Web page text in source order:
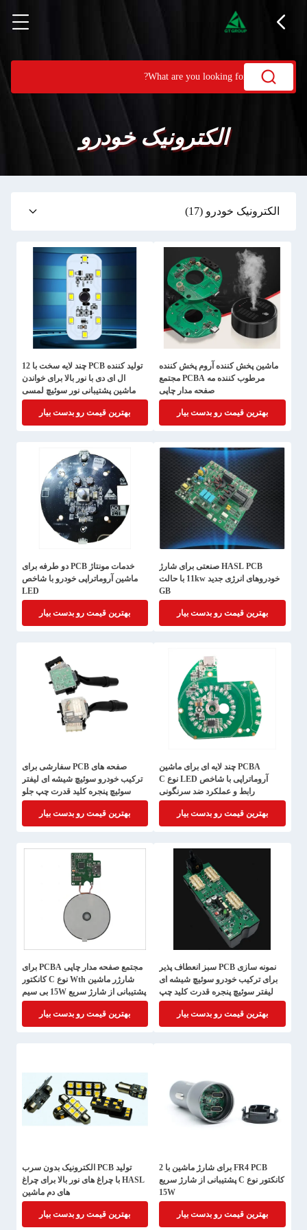
الکترونیک خودرو
الکترونیک خودرو (17)
ماشین پخش کننده آروم پخش کننده
مرطوب کننده مه PCBA مجتمع
صفحه مدار چاپی
بهترین قیمت رو بدست بیار
تولید کننده PCB چند لایه سخت با 12
ال ای دی با نور بالا برای خواندن
ماشین پشتیبانی نور سوئیچ لمسی
بهترین قیمت رو بدست بیار
HASL PCB صنعتی برای شارژ
خودروهای انرژی جدید 11kw با حالت
GB
بهترین قیمت رو بدست بیار
خدمات مونتاژ PCB دو طرفه برای
ماشین آروماتراپی خودرو با شاخص
LED
بهترین قیمت رو بدست بیار
PCBA چند لایه ای برای ماشین
آروماتراپی با شاخص LED نوع C
رابط و عملکرد ضد سرنگونی
بهترین قیمت رو بدست بیار
صفحه های PCB سفارشی برای
ترکیب خودرو سوئیچ شیشه ای لیفتر
سوئیچ پنجره کلید قدرت چپ جلو
اصلی دکمه درایو مونتاژ
بهترین قیمت رو بدست بیار
نمونه سازی PCB سبز انعطاف پذیر
برای ترکیب خودرو سوئیچ شیشه ای
لیفتر سوئیچ پنجره قدرت کلید چپ
جلو دکمه اصلی درایو
بهترین قیمت رو بدست بیار
مجتمع صفحه مدار چاپی PCBA برای
شارژر ماشین Wth نوع C کانکتور
پشتیبانی از شارژ سریع 15W بی سیم
بهترین قیمت رو بدست بیار
FR4 PCB برای شارژ ماشین با 2
کانکتور نوع C پشتیبانی از شارژ سریع
15W
بهترین قیمت رو بدست بیار
تولید PCB الکترونیک بدون سرب
HASL با چراغ های نور بالا برای چراغ
های دم ماشین
بهترین قیمت رو بدست بیار